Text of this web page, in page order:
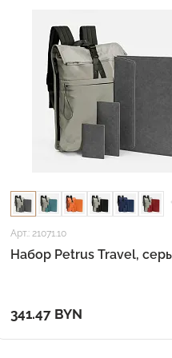
Арт.: 21071.10
Набор Petrus Travel,
341.47 BYN